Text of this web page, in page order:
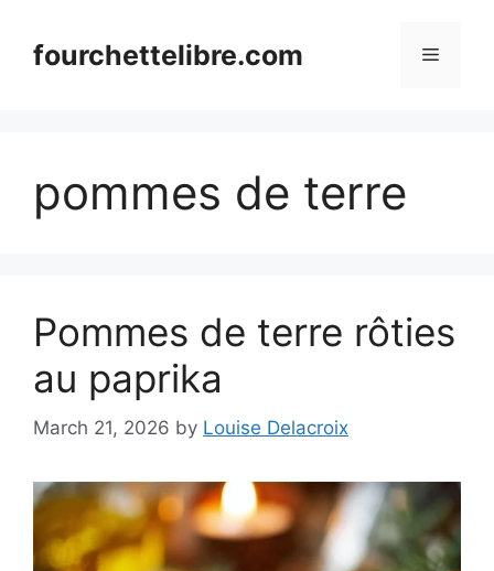
contentfourchettelibre.com Menu
pommes de terre
Pommes de terre rôties
au paprika
March 21, 2026 by Louise Delacroix